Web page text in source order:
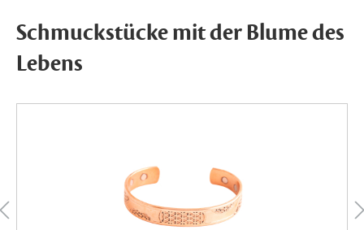
Schmuckstücke mit der Blume des
Lebens